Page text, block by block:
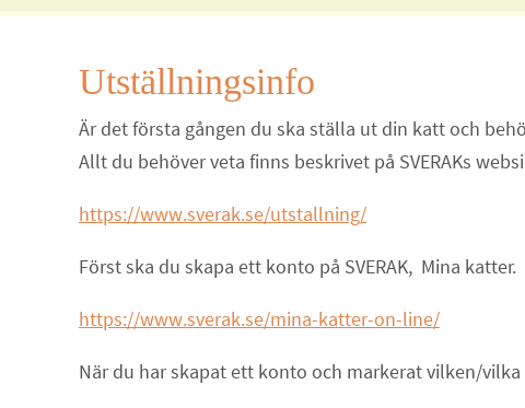
Utställningsinfo
Är det första gången du ska ställa ut din katt och
Allt du behöver veta finns beskrivet på SVERAKs
https://www.sverak.se/utstallning/
Först ska du skapa ett konto på SVERAK, Mina katter.
https://www.sverak.se/mina-katter-on-line/
När du har skapat ett konto och markerat vilken/